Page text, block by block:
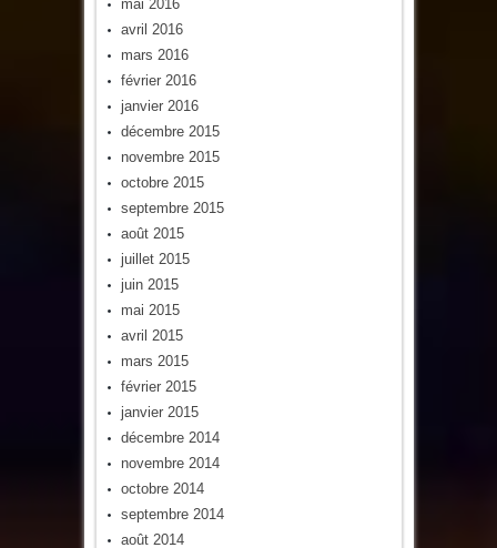
mai 2016
avril 2016
mars 2016
février 2016
janvier 2016
décembre 2015
novembre 2015
octobre 2015
septembre 2015
août 2015
juillet 2015
juin 2015
mai 2015
avril 2015
mars 2015
février 2015
janvier 2015
décembre 2014
novembre 2014
octobre 2014
septembre 2014
août 2014